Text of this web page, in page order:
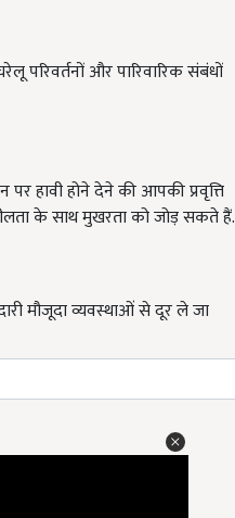
परिवर्तनों और पारिवारिक संबंधों
हावी होने देने की आपकी प्रवृत्ति
के साथ मुखरता को जोड़ सकते हैं.
मौजूदा व्यवस्थाओं से दूर ले जा